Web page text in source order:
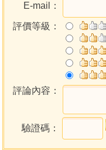
第三節課
第四節課
E-mail：
評價等級：
評論內容：
驗證碼：